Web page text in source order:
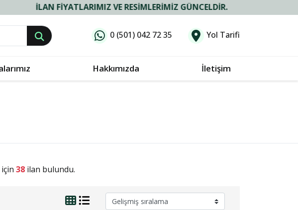
FIYATLARIMIZ VE RESIMLERIMIZ GÜNCELDIR.
0 (501) 042 72 35 Yol Tarifi
Hakkımızda İletişim
için 38ilan bulundu.